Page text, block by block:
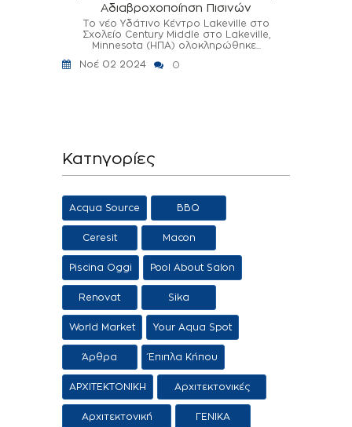
Αδιαβροχοποίηση Πισινών
Το νέο Υδάτινο Κέντρο Lakeville στο
Σχολείο Century Middle στο Lakeville,
Minnesota (ΗΠΑ) ολοκληρώθηκε...
Νοέ 02 2024
0
Κατηγορίες
Acqua Source BBQ
Ceresit Macon
Piscina Oggi Pool About Salon
Renovat Sika
World Market Your Aqua Spot
Άρθρα Έπιπλα Κήπου
ΑΡΧΙΤΕΚΤΟΝΙΚΗ
Αρχιτεκτονικές
προτάσεις
Αρχιτεκτονική
ΓΕΝΙΚΑ